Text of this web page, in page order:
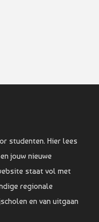
studenten. Hier lees
jouw nieuwe
staat vol met
regionale
en van uitgaan